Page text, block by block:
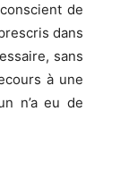
de
dans
sans
à une
n’a eu de